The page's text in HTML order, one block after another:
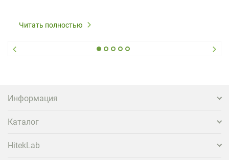
Читать полностью
Информация
Каталог
HitekLab